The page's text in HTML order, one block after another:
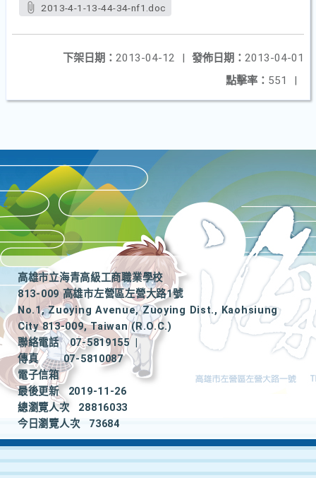
2013-4-1-13-44-34-nf1.doc
發佈日期： 2013-04-01
下架日期： 2013-04-12
|
點擊率： 551 |
高雄市立海青高級工商職業學校
813-009 高雄市左營區左營大路1號
No.1, Zuoying Avenue, Zuoying Dist., Kaohsiung
City 813-009, Taiwan (R.O.C.)
聯絡電話
07-5819155
|
傳真
07-5810087
電子信箱
最後更新
2019-11-26
總瀏覽人次
28816033
今日瀏覽人次
73684